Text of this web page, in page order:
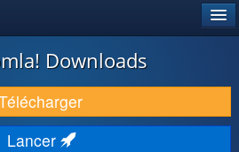
Downloads
Lancer